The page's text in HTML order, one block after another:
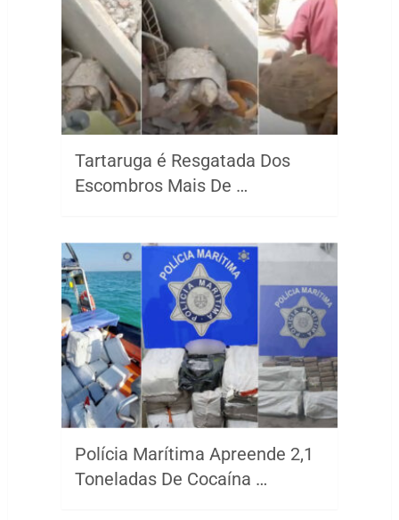
Tartaruga é Resgatada Dos
Escombros Mais De …
Polícia Marítima Apreende 2,1
Toneladas De Cocaína …